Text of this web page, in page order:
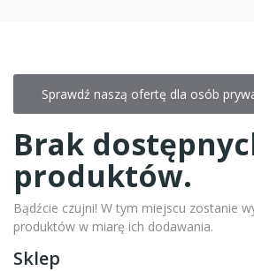
Sklep
Sprawdź naszą ofertę dla osób
Brak
produktów.
Bądźcie czujni! W tym miejscu zostanie
produktów w miarę ich dodawania.